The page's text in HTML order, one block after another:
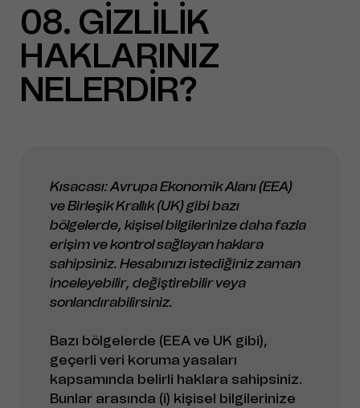
08 GİZLİLİK
HAKLARINIZ
NELERDİR?
Kısacası: Avrupa Ekonomik Alanı (EEA)
ve Birleşik Krallık (UK) gibi bazı
bölgelerde, kişisel bilgilerinize daha fazla
erişim ve kontrol sağlayan haklara
sahipsiniz. Hesabınızı istediğiniz zaman
inceleyebilir, değiştirebilir veya
sonlandırabilirsiniz.
Bazı bölgelerde (EEA ve UK gibi),
geçerli veri koruma yasaları
kapsamında belirli haklara sahipsiniz.
Bunlar arasında (i) kişisel bilgilerinize